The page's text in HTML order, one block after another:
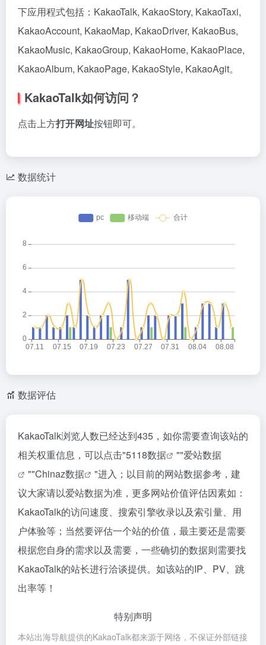
下应用程式包括：KakaoTalk, KakaoStory, KakaoTaxi,
KakaoAccount, KakaoMap, KakaoDriver, KakaoBus,
KakaoMusic, KakaoGroup, KakaoHome, KakaoPlace,
KakaoAlbum, KakaoPage, KakaoStyle, KakaoAgit。
KakaoTalk如何访问？
点击上方打开网址按钮即可。
数据统计
数据评估
KakaoTalk浏览人数已经达到435，如你需要查询该站的
相关权重信息，可以点击"5118数据 ""爱站数据
""Chinaz数据
"进入；以目前的网站数据参考，建
议大家请以爱站数据为准，更多网站价值评估因素如：
KakaoTalk的访问速度、搜索引擎收录以及索引量、用
户体验等；当然要评估一个站的价值，最主要还是需要
根据您自身的需求以及需要，一些确切的数据则需要找
KakaoTalk的站长进行洽谈提供。如该站的IP、PV、跳
出率等！
特别声明
本站出海导航提供的KakaoTalk都来源于网络，不保证外部链接